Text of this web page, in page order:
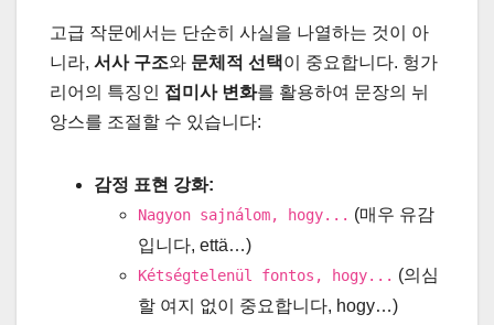
고급 작문에서는 단순히 사실을 나열하는 것이 아
니라, 서사 구조와 문체적 선택이 중요합니다. 헝가
리어의 특징인 접미사 변화를 활용하여 문장의 뉘
앙스를 조절할 수 있습니다:
감정 표현 강화:
Nagyon sajnálom, hogy... (매우 유감
입니다, että…)
Kétségtelenül fontos, hogy... (의심
할 여지 없이 중요합니다, hogy…)